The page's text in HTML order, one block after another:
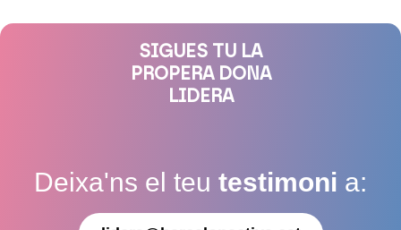
SIGUES TU LA
PROPERA DONA
LIDERA
Deixa'ns el teu testimoni a: